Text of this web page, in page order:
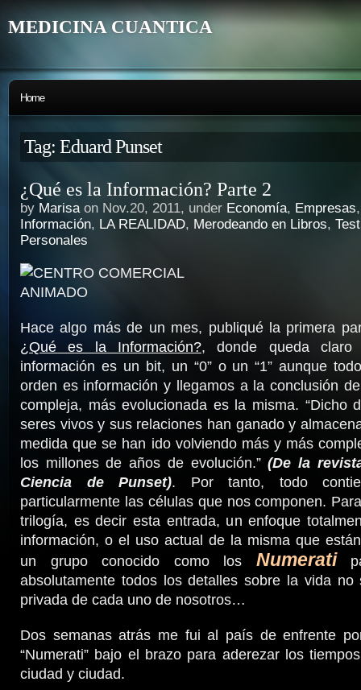
MEDICINA CUANTICA
Home
Tag: Eduard Punset
¿Qué es la Información? Parte 2
by Marisaon Nov.20, 2011, under Economía, Empresas
Información, LA REALIDAD, Merodeando en Libros,
Personales
Hace algo más de un mes, publiqué la primera
¿Qué es la Información?, donde queda
información es un bit, un “0” o un “1” aunque
orden es información y llegamos a la conclusión
compleja, más evolucionada es la misma. “Dicho
seres vivos y sus relaciones han ganado y
medida que se han ido volviendo más y más
los millones de años de evolución.”(De la
Ciencia de Punset). Por tanto, todo
particularmente las células que nos componen.
trilogía, es decir esta entrada, un enfoque
información, o el uso actual de la misma que
un grupo conocido como los Numerati
absolutamente todos los detalles sobre la vida no
privada de cada uno de nosotros…
Dos semanas atrás me fui al país de enfrente
“Numerati” bajo el brazo para aderezar los
ciudad y ciudad.